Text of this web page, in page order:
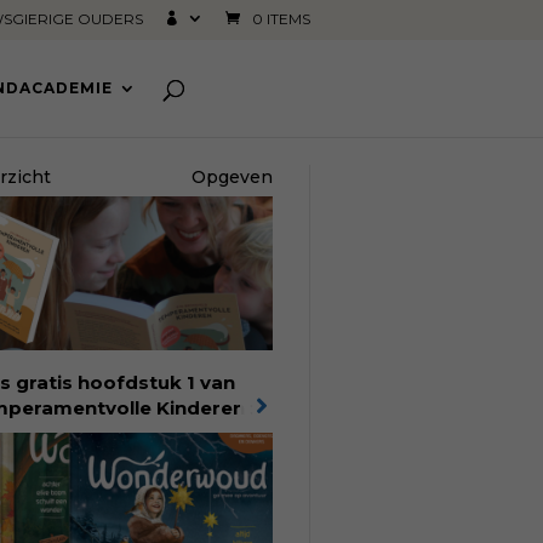
OUDERS 0 ITEMS
Opgeven
gratis hoofdstuk 1 van
Kinderen
van pedagoog
Bronsveld. In het boek
kinderen
je 25 jaar aan kennis en
Met ruim 50.000